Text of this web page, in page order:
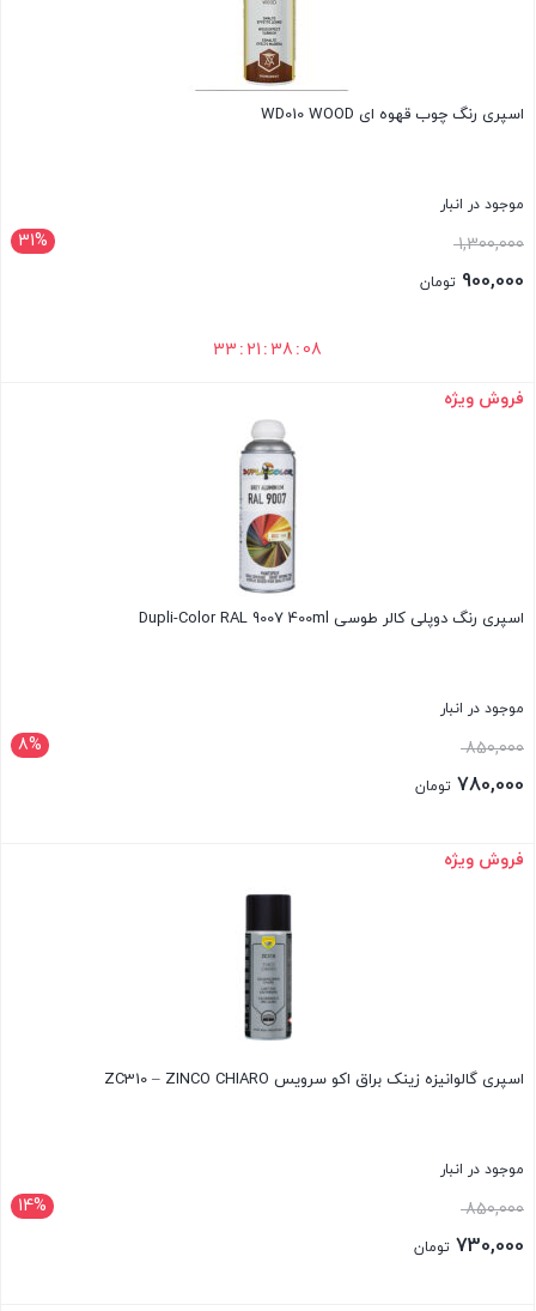
اسپری رنگ چوب قهوه ای WD010 WOOD
موجود در انبار
31% 1,300,000
900,000 تومان
33 : 21 : 38 :07
بستن
فروش ویژه
اسپری رنگ دوپلی کالر طوسی Dupli-Color RAL 9007 400ml
موجود در انبار
8% 850,000قیمت
اصلی:
بود.
780,000 تومان
فعلی:
بستن
فروش ویژه
اسپری گالوانیزه زینک براق اکو سرویس ZC310 – ZINCO CHIARO
موجود در انبار
14% 850,000قیمت
اصلی:730,000 تومان